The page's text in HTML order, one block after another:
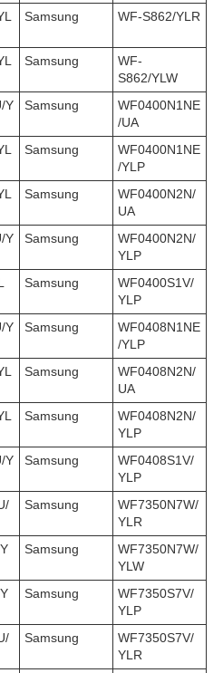
Samsung WF-S862/YLR
Samsung
WF-
S862/YLW
Y
Samsung
WF0400N1NE
/UA
Samsung
WF0400N1NE
/YLP
Samsung
WF0400N2N/
UA
Y
Samsung
WF0400N2N/
YLP
Samsung
WF0400S1V/
YLP
Y
Samsung
WF0408N1NE
/YLP
Samsung
WF0408N2N/
UA
Samsung
WF0408N2N/
YLP
Y
Samsung
WF0408S1V/
YLP
Samsung
WF7350N7W/
YLR
Samsung
WF7350N7W/
YLW
Samsung
WF7350S7V/
YLP
Samsung
WF7350S7V/
YLR